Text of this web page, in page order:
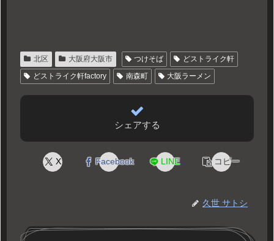
北区 大阪府大阪市 つけそば
どストライク軒
どストライク軒factory
南森町 大阪ラーメン
シェアする
X Facebook LINE コピー
久世 サトシ